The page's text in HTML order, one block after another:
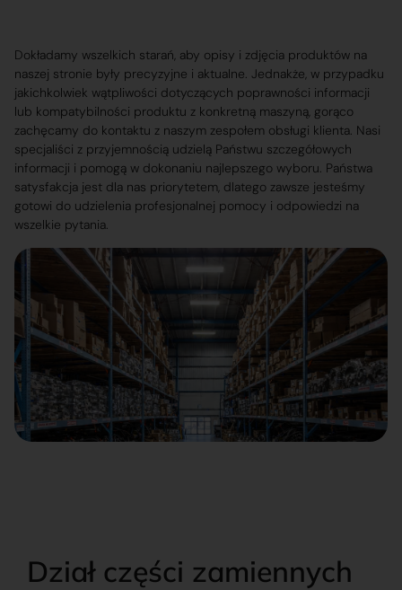
Dokładamy wszelkich starań, aby opisy i zdjęcia produktów na
naszej stronie były precyzyjne i aktualne. Jednakże, w przypadku
jakichkolwiek wątpliwości dotyczących poprawności informacji
lub kompatybilności produktu z konkretną maszyną, gorąco
zachęcamy do kontaktu z naszym zespołem obsługi klienta. Nasi
specjaliści z przyjemnością udzielą Państwu szczegółowych
informacji i pomogą w dokonaniu najlepszego wyboru. Państwa
satysfakcja jest dla nas priorytetem, dlatego zawsze jesteśmy
gotowi do udzielenia profesjonalnej pomocy i odpowiedzi na
wszelkie pytania.
Dział części zamiennych